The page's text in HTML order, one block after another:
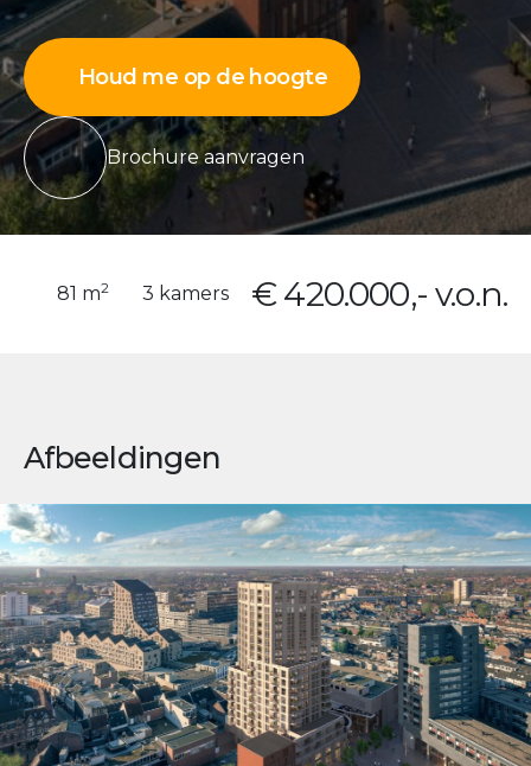
Houd me op de hoogte
Brochure aanvragen
81 m2 3 kamers € 420.000,- v.o.n.
Afbeeldingen